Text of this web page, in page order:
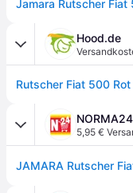
Jamara Rutscher Fiat
Hood.de
Rutscher Fiat 500 Rot
NORMA24
5,95 €
JAMARA Rutscher